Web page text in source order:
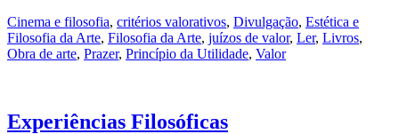
Cinema e filosofia, critérios valorativos, Divulgação, Estética e
Filosofia da Arte, Filosofia da Arte, juízos de valor, Ler, Livros,
Obra de arte, Prazer, Princípio da Utilidade, Valor
Experiências Filosóficas